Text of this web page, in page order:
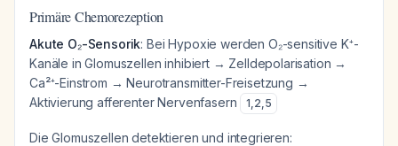
Primäre Chemorezeption
Akute O₂-Sensorik: Bei Hypoxie werden O₂-sensitive K⁺-
Kanäle in Glomuszellen inhibiert → Zelldepolarisation →
Ca²⁺-Einstrom → Neurotransmitter-Freisetzung →
Aktivierung afferenter Nervenfasern
1,2,5
Die Glomuszellen detektieren und integrieren: